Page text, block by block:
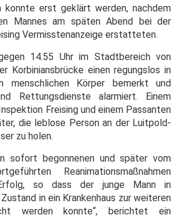
erst geklärt werden, nachdem
Mannes am späten Abend bei der
Vermisstenanzeige erstatteten.
14.55 Uhr im Stadtbereich von
Korbiniansbrücke einen regungslos in
menschlichen Körper bemerkt und
Rettungsdienste alarmiert. Einem
Freising und einem Passanten
die leblose Person an der Luitpold-
zu holen.
sofort begonnenen und später vom
Reanimationsmaßnahmen
so dass der junge Mann in
in ein Krankenhaus zur weiteren
werden konnte“, berichtet ein